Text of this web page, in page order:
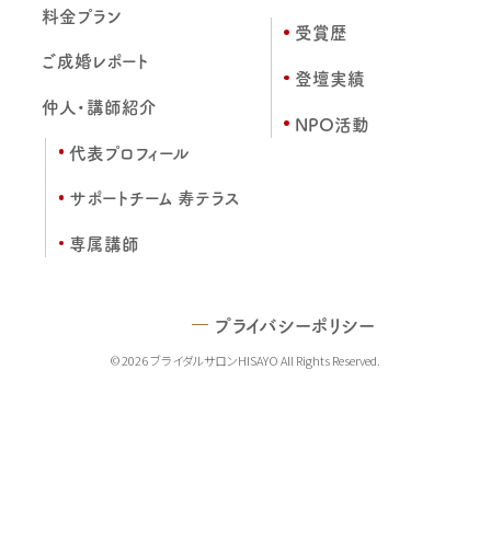
料金プラン
ご成婚レポート
仲人・講師紹介
代表プロフィール
サポートチーム 寿テラス
専属講師
受賞歴
登壇実績
NPO活動
プライバシーポリシー
© 2026 ブライダルサロンHISAYO All Rights Reserved.